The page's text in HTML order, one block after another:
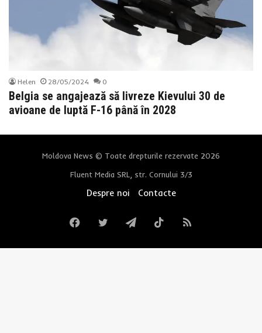
Helen 28/05/2024 0
Belgia se angajează să livreze Kievului 30 de
avioane de luptă F-16 până în 2028
Moldova News © Toate drepturile rezervate 2026
Fluent Media SRL, str. Cornului 3/3
Despre noi Contacte
FacebookTwitterTelegramTikTokRSS